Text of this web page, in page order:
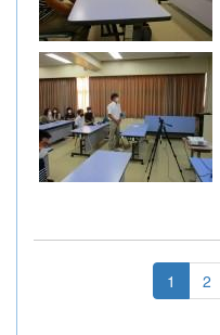
1 2